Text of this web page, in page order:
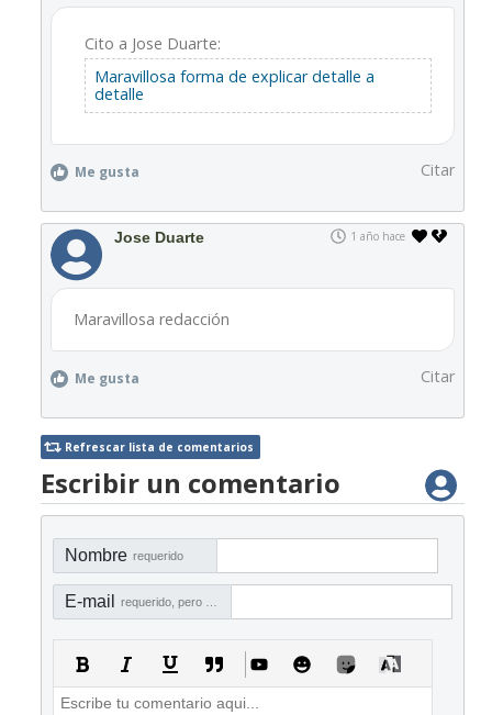
Cito a Jose Duarte:
Maravillosa forma de explicar detalle a
detalle
Me gusta Citar
Jose Duarte 1 año hace
Maravillosa redacción
Me gusta Citar
Refrescar lista de comentarios
Escribir un comentario
Nombre requerido
E-mail